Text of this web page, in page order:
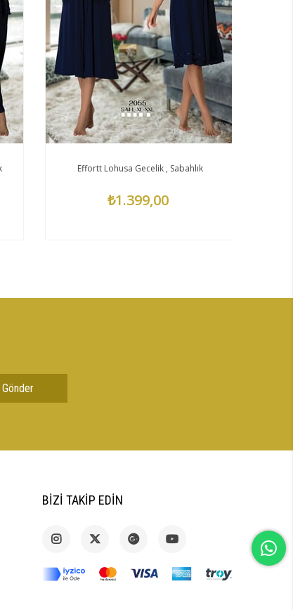
Effortt Lohusa Gecelik , Sabahlık
₺1.399,00
Gönder
BIZI TAKIP EDIN